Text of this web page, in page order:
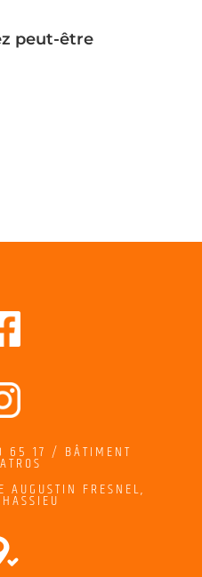
peut-être
65 17 / BÂTIMENT
AUGUSTIN FRESNEL,